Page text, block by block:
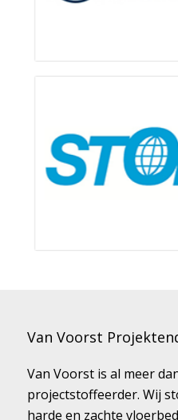
Van Voorst
Van Voorst is al meer
projectstoffeerder. Wij
harde en zachte